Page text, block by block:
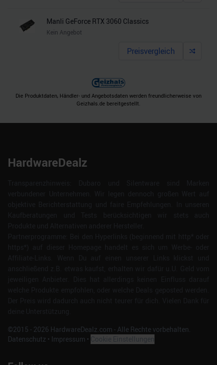
Manli GeForce RTX 3060 Classics
Kein Angebot
Preisvergleich
Die Produktdaten, Händler- und Angebotsdaten werden freundlicherweise von
Geizhals.de bereitgestellt.
HardwareDealz
©2015 - 2026 HardwareDealz.com - Alle Rechte vorbehalten.
Datenschutz • Impressum •